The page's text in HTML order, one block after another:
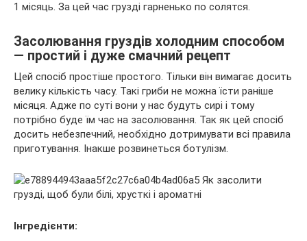
1 місяць. За цей час грузді гарненько по солятся.
Засолювання груздів холодним способом
— простий і дуже смачний рецепт
Цей спосіб простіше простого. Тільки він вимагає досить
велику кількість часу. Такі гриби не можна їсти раніше
місяця. Адже по суті вони у нас будуть сирі і тому
потрібно буде їм час на засолювання. Так як цей спосіб
досить небезпечний, необхідно дотримувати всі правила
приготування. Інакше розвинеться ботулізм.
Інгредієнти: